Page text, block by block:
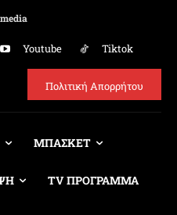
Youtube Tiktok
Πολιτική Απορρήτου
ΜΠΑΣΚΕΤ
TV ΠΡΟΓΡΑΜΜΑ